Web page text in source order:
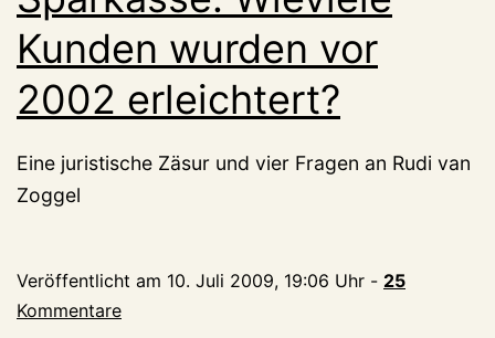
Kunden wurden vor
2002 erleichtert?
Eine juristische Zäsur und vier Fragen an Rudi van
Zoggel
Veröffentlicht am 10. Juli 2009, 19:06 Uhr - 25
Kommentare